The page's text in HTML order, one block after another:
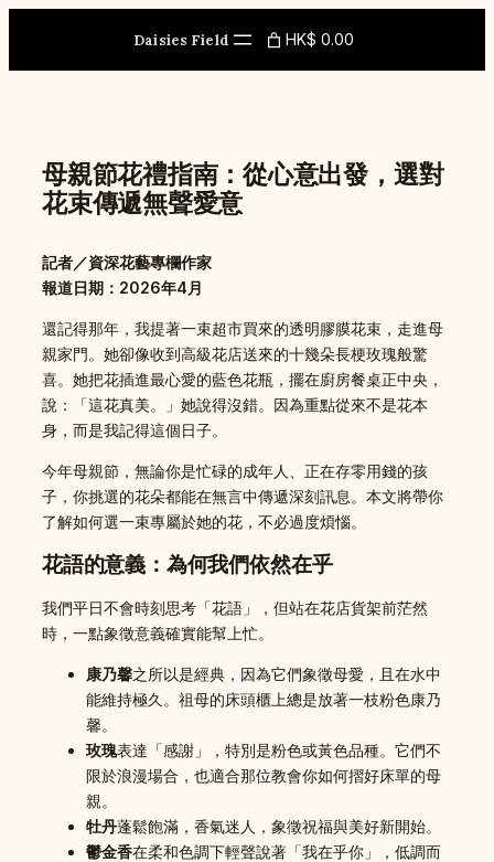
Daisies Field HK$ 0.00
母親節花禮指南：從心意出發，選對
花束傳遞無聲愛意
記者／資深花藝專欄作家
報道日期：2026年4月
還記得那年，我提著一束超市買來的透明膠膜花束，走進母
親家門。她卻像收到高級花店送來的十幾朵長梗玫瑰般驚
喜。她把花插進最心愛的藍色花瓶，擺在廚房餐桌正中央，
說：「這花真美。」她說得沒錯。因為重點從來不是花本
身，而是我記得這個日子。
今年母親節，無論你是忙碌的成年人、正在存零用錢的孩
子，你挑選的花朵都能在無言中傳遞深刻訊息。本文將帶你
了解如何選一束專屬於她的花，不必過度煩惱。
花語的意義：為何我們依然在乎
我們平日不會時刻思考「花語」，但站在花店貨架前茫然
時，一點象徵意義確實能幫上忙。
康乃馨之所以是經典，因為它們象徵母愛，且在水中
能維持極久。祖母的床頭櫃上總是放著一枝粉色康乃
馨。
玫瑰表達「感謝」，特別是粉色或黃色品種。它們不
限於浪漫場合，也適合那位教會你如何摺好床單的母
親。
牡丹蓬鬆飽滿，香氣迷人，象徵祝福與美好新開始。
鬱金香在柔和色調下輕聲說著「我在乎你」，低調而